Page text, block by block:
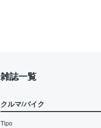
雑誌一覧
クルマ/バイク
Tipo